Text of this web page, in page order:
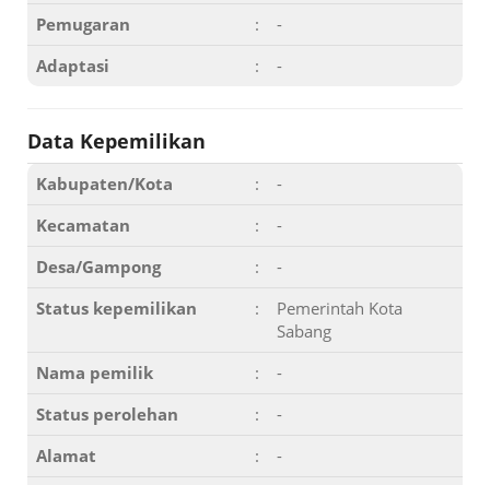
Pemugaran :
-
Adaptasi
: -
Data Kepemilikan
Kabupaten/Kota :
-
Kecamatan
:
-
Desa/Gampong
:
-
Status kepemilikan
:
Pemerintah Kota
Sabang
Nama pemilik
:
-
Status perolehan
:
-
Alamat
:
-